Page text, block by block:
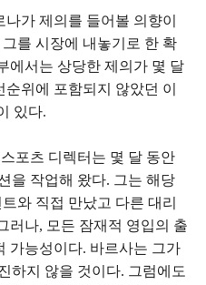
가 제의를 들어볼 의향이
를 시장에 내놓기로 한 확
에서는 상당한 제의가 몇 달
위에 포함되지 않았던 이
있다.
포츠 디렉터는 몇 달 동안
을 작업해 왔다. 그는 해당
와 직접 만났고 다른 대리
러나, 모든 잠재적 영입의 출
가능성이다. 바르사는 그가
하지 않을 것이다. 그럼에도